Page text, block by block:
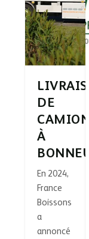
DE
À
En 2024,
France
Boissons
a
annoncé